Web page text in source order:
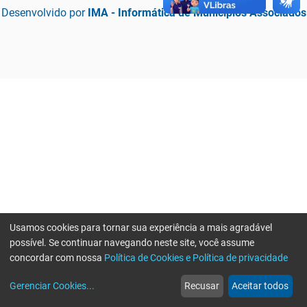
Desenvolvido por IMA - Informática de Municípios Associados
web
Notícias
more_horiz
Mais
Usamos cookies para tornar sua experiência a mais agradável
possível. Se continuar navegando neste site, você assume
concordar com nossa Política de Cookies e Política de privacidade
Gerenciar Cookies... Recusar Aceitar todos
Erro ao enviar informações, por favor tente novamente